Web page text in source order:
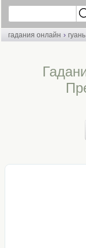
гадания онлайн ›